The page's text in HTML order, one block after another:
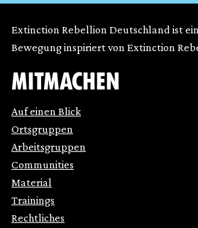
Extinction Rebellion Deutschland ist
Bewegung inspiriert von Extinction
MITMACHEN
Auf einen Blick
Ortsgruppen
Arbeitsgruppen
Communities
Material
Trainings
Rechtliches